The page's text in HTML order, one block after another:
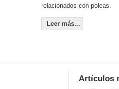
relacionados con poleas.
Leer más...
Artículos